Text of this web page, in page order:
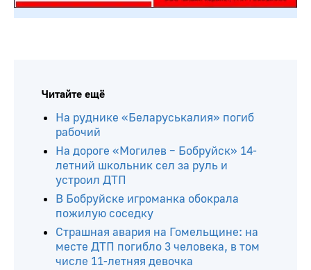
Читайте ещё
На руднике «Беларуськалия» погиб
рабочий
На дороге «Могилев – Бобруйск» 14-
летний школьник сел за руль и
устроил ДТП
В Бобруйске игроманка обокрала
пожилую соседку
Страшная авария на Гомельщине: на
месте ДТП погибло 3 человека, в том
числе 11-летняя девочка